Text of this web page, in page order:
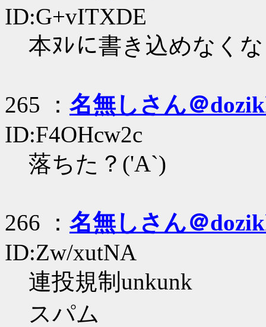
ID:G+vITXDE
本ﾇﾚに書き込めなく
265 ： 名無しさん＠
ID:F4OHcw2c
落ちた？('A`)
266 ： 名無しさん＠
ID:Zw/xutNA
連投規制unkunk
スパム